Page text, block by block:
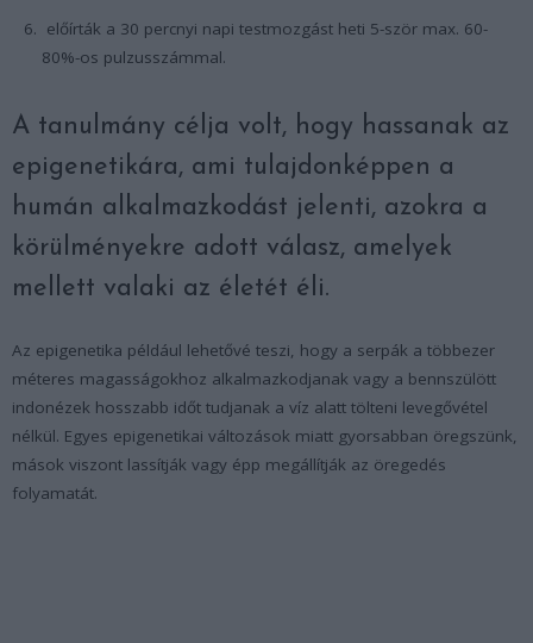
előírták a 30 percnyi napi testmozgást heti 5-ször max. 60-
80%-os pulzusszámmal.
A tanulmány célja volt, hogy hassanak az
epigenetikára, ami tulajdonképpen a
humán alkalmazkodást jelenti, azokra a
körülményekre adott válasz, amelyek
mellett valaki az életét éli.
Az epigenetika például lehetővé teszi, hogy a serpák a többezer
méteres magasságokhoz alkalmazkodjanak vagy a bennszülött
indonézek hosszabb időt tudjanak a víz alatt tölteni levegővétel
nélkül. Egyes epigenetikai változások miatt gyorsabban öregszünk,
mások viszont lassítják vagy épp megállítják az öregedés
folyamatát.